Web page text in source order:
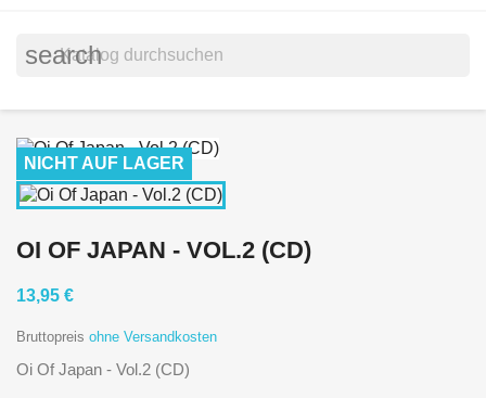
search
NICHT AUF LAGER
OI OF JAPAN - VOL.2 (CD)
13,95 €
Bruttopreis ohne Versandkosten
Oi Of Japan - Vol.2 (CD)